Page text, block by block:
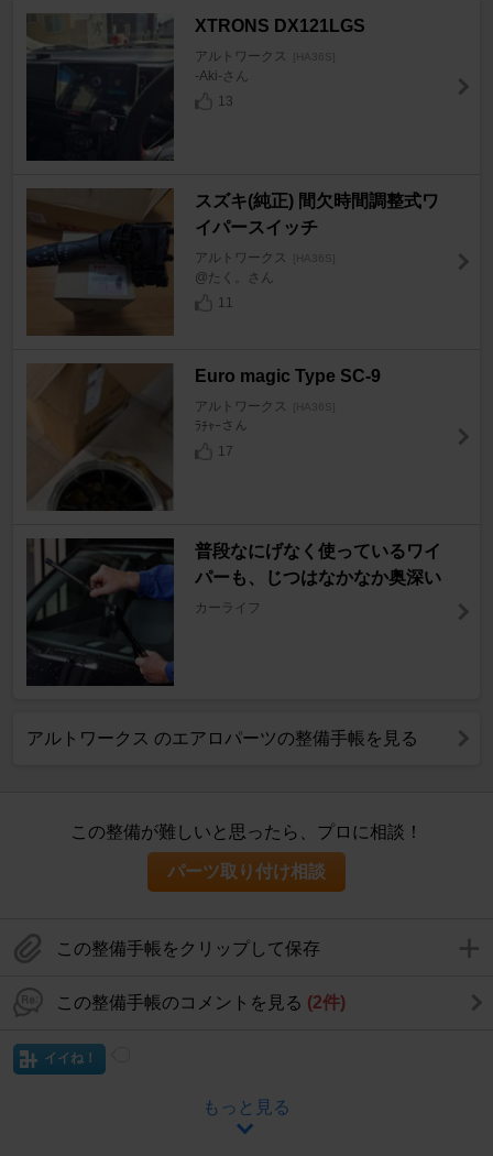
XTRONS DX121LGS
アルトワークス [HA36S]
-Aki-さん
13
スズキ(純正) 間欠時間調整式ワ
イパースイッチ
アルトワークス [HA36S]
@たく。さん
11
Euro magic Type SC-9
アルトワークス [HA36S]
ﾗﾁｬｰさん
17
普段なにげなく使っているワイ
パーも、じつはなかなか奥深い
カーライフ
アルトワークス のエアロパーツの整備手帳を見る
この整備が難しいと思ったら、プロに相談！
パーツ取り付け相談
この整備手帳をクリップして保存
この整備手帳のコメントを見る (2件)
イイね！
もっと見る